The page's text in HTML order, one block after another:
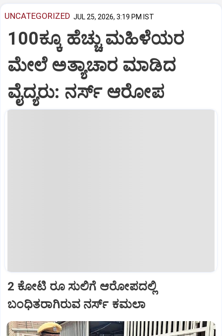
UNCATEGORIZED JUL 25, 2026, 3:19 PM IST
100ಕ್ಕೂ ಹೆಚ್ಚು ಮಹಿಳೆಯರ
ಮೇಲೆ ಅತ್ಯಾಚಾರ ಮಾಡಿದ
ವೈದ್ಯರು: ನರ್ಸ್‌ ಆರೋಪ
2 ಕೋಟಿ ರೂ ಸುಲಿಗೆ ಆರೋಪದಲ್ಲಿ
ಬಂಧಿತರಾಗಿರುವ ನರ್ಸ್‌ ಕಮಲಾ